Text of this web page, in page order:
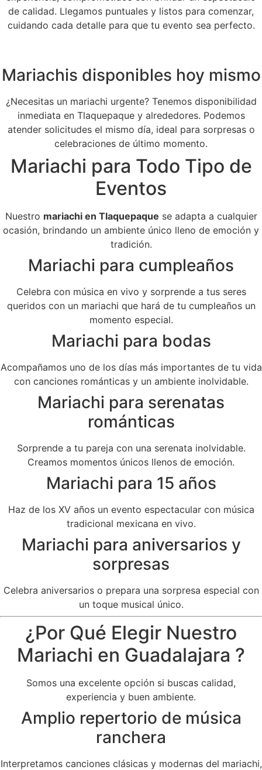
de calidad. Llegamos puntuales y listos para comenzar,
cuidando cada detalle para que tu evento sea perfecto.
Mariachis disponibles hoy mismo
¿Necesitas un mariachi urgente? Tenemos disponibilidad
inmediata en Tlaquepaque y alrededores. Podemos
atender solicitudes el mismo día, ideal para sorpresas o
celebraciones de último momento.
Mariachi para Todo Tipo de
Eventos
Nuestro mariachi en Tlaquepaque se adapta a cualquier
ocasión, brindando un ambiente único lleno de emoción y
tradición.
Mariachi para cumpleaños
Celebra con música en vivo y sorprende a tus seres
queridos con un mariachi que hará de tu cumpleaños un
momento especial.
Mariachi para bodas
Acompañamos uno de los días más importantes de tu vida
con canciones románticas y un ambiente inolvidable.
Mariachi para serenatas
románticas
Sorprende a tu pareja con una serenata inolvidable.
Creamos momentos únicos llenos de emoción.
Mariachi para 15 años
Haz de los XV años un evento espectacular con música
tradicional mexicana en vivo.
Mariachi para aniversarios y
sorpresas
Celebra aniversarios o prepara una sorpresa especial con
un toque musical único.
¿Por Qué Elegir Nuestro
Mariachi en Guadalajara ?
Somos una excelente opción si buscas calidad,
experiencia y buen ambiente.
Amplio repertorio de música
ranchera
Interpretamos canciones clásicas y modernas del mariachi,